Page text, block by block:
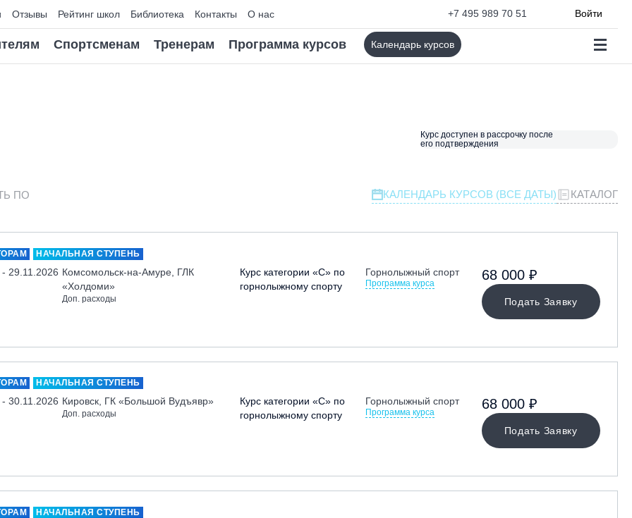
Отзывы Рейтинг школ Библиотека Контакты О нас +7 495 989 70 51 Войти
Спортсменам Тренерам Программа курсов Календарь курсов
Курс доступен в рассрочку после
его подтверждения
ПО КАЛЕНДАРЬ КУРСОВ (ВСЕ ДАТЫ) КАТАЛОГ
НАЧАЛЬНАЯ СТУПЕНЬ
29.11.2026 Комсомольск-на-Амуре, ГЛК
«Холдоми»
Доп. расходы
Курс категории «С» по
горнолыжному спорту
Горнолыжный спорт
Программа курса
Подать Заявку
68 000 ₽
НАЧАЛЬНАЯ СТУПЕНЬ
30.11.2026 Кировск, ГК «Большой Вудъявр»
Доп. расходы
Курс категории «С» по
горнолыжному спорту
Горнолыжный спорт
Программа курса
Подать Заявку
68 000 ₽
НАЧАЛЬНАЯ СТУПЕНЬ